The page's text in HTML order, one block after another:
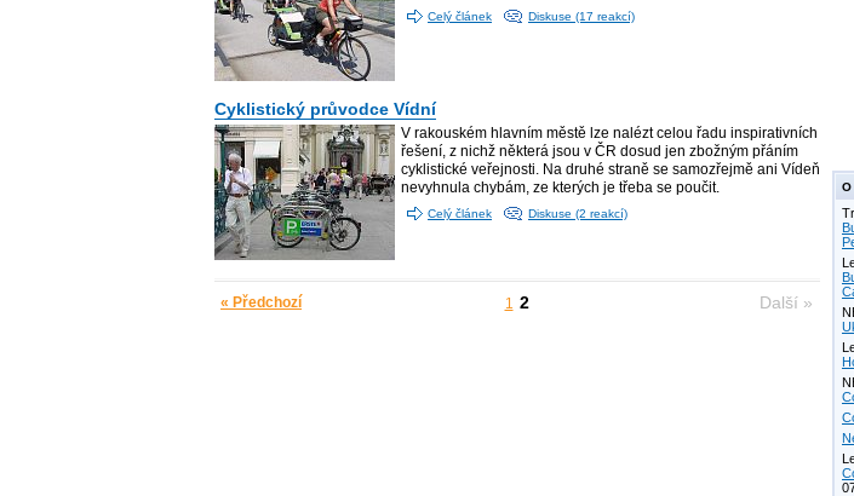
Celý článek Diskuse (17 reakcí)
Cyklistický průvodce Vídní
V rakouském hlavním městě lze nalézt celou řadu inspirativních
řešení, z nichž některá jsou v ČR dosud jen zbožným přáním
cyklistické veřejnosti. Na druhé straně se samozřejmě ani Vídeň
nevyhnula chybám, ze kterých je třeba se poučit.
Celý článek Diskuse (2 reakcí)
« Předchozí 1 2 Další »